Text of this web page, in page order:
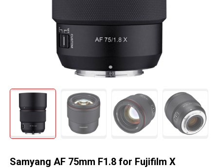
Samyang AF 75mm F1.8 for Fujifilm X